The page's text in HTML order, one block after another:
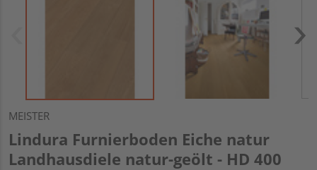
MEISTER
Lindura Furnierboden Eiche natur
Landhausdiele natur-geölt - HD 400